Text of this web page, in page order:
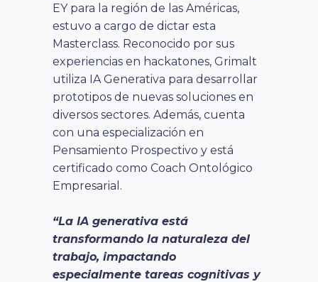
EY para la región de las Américas,
estuvo a cargo de dictar esta
Masterclass. Reconocido por sus
experiencias en hackatones, Grimalt
utiliza IA Generativa para desarrollar
prototipos de nuevas soluciones en
diversos sectores. Además, cuenta
con una especialización en
Pensamiento Prospectivo y está
certificado como Coach Ontológico
Empresarial.
“La IA generativa está
transformando la naturaleza del
trabajo, impactando
especialmente tareas cognitivas y